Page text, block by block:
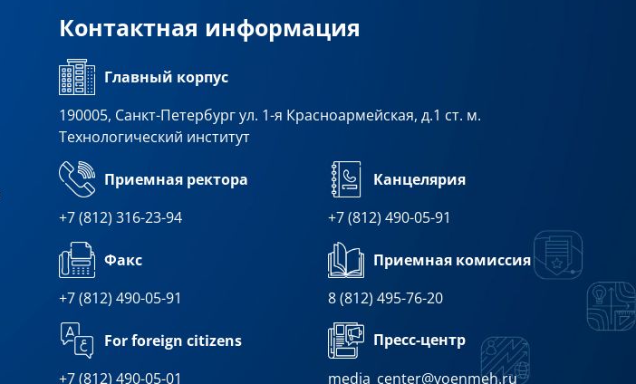
Контактная информация
Главный корпус
190005, Санкт-Петербург ул. 1-я Красноармейская, д.1 ст. м.
Технологический институт
Приемная ректора
+7 (812) 316-23-94
Канцелярия
+7 (812) 490-05-91
Факс
+7 (812) 490-05-91
Приемная комиссия
8 (812) 495-76-20
For foreign citizens
+7 (812) 490-05-01
Пресс-центр
media_center@voenmeh.ru